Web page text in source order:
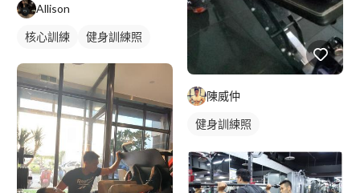
Allison
核心訓練 健身訓練照
陳威仲
健身訓練照